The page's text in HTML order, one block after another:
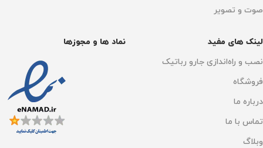
وزن خالص
منبع تغذیه
عملکرد
ابریشم
صوت و تصویر
لینک های مفید
نصب و راه‌اندازی جارو رباتیک
فروشگاه
درباره ما
تماس با ما
وبلاگ
نماد ها و مجوزها